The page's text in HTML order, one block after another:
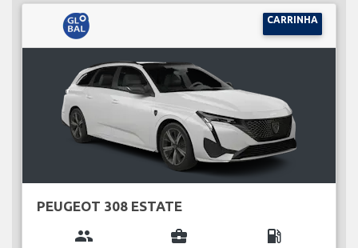
CARRINHA
PEUGEOT 308 ESTATE
group business_center local_gas_station